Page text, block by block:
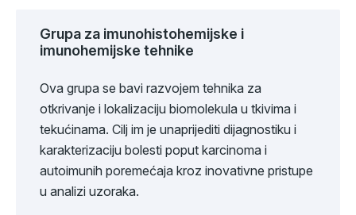
Grupa za imunohistohemijske i
imunohemijske tehnike
Ova grupa se bavi razvojem tehnika za
otkrivanje i lokalizaciju biomolekula u tkivima i
tekućinama. Cilj im je unaprijediti dijagnostiku i
karakterizaciju bolesti poput karcinoma i
autoimunih poremećaja kroz inovativne pristupe
u analizi uzoraka.